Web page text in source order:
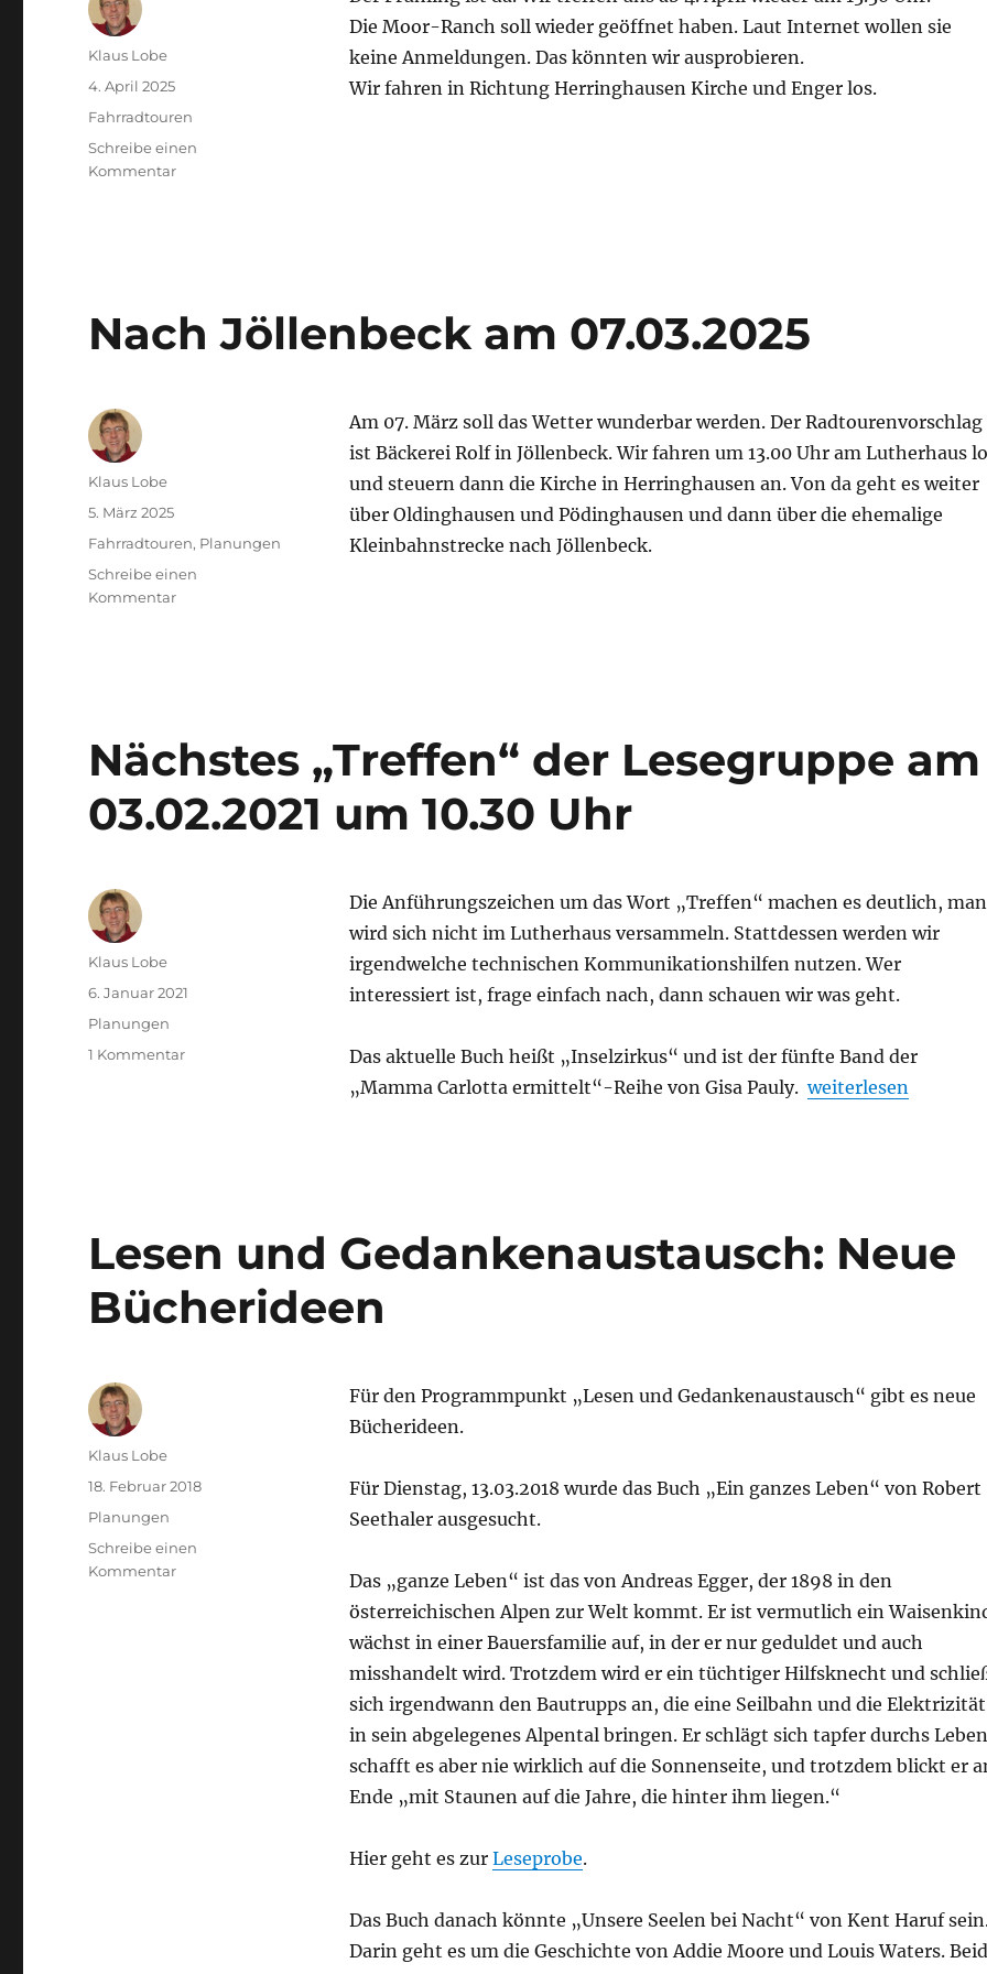
Die Moor-Ranch soll wieder geöffnet haben. Laut Internet wollen sie
keine Anmeldungen. Das könnten wir ausprobieren.
Wir fahren in Richtung Herringhausen Kirche und Enger los.
Autor
Klaus Lobe
Veröffentlicht
am
4. April 2025
Kategorien
Fahrradtouren
Schreibe einen
Kommentarzu
Nach Jöllenbeck am 07.03.2025
Am 07. März soll das Wetter wunderbar werden. Der Radtourenvorschlag
ist Bäckerei Rolf in Jöllenbeck. Wir fahren um 13.00 Uhr am Lutherhaus
und steuern dann die Kirche in Herringhausen an. Von da geht es weiter
über Oldinghausen und Pödinghausen und dann über die ehemalige
Kleinbahnstrecke nach Jöllenbeck.
Autor
Klaus Lobe
Veröffentlicht
am
5. März 2025
Kategorien
Fahrradtouren, Planungen
Schreibe einen
Kommentarzu
Nächstes „Treffen“ der Lesegruppe am
03.02.2021 um 10.30 Uhr
Die Anführungszeichen um das Wort „Treffen“ machen es deutlich, man
wird sich nicht im Lutherhaus versammeln. Stattdessen werden wir
irgendwelche technischen Kommunikationshilfen nutzen. Wer
interessiert ist, frage einfach nach, dann schauen wir was geht.
Das aktuelle Buch heißt „Inselzirkus“ und ist der fünfte Band der
„Mamma Carlotta ermittelt“-Reihe von Gisa Pauly.„Nächstes
weiterlesen
Autor
Klaus Lobe
Veröffentlicht
am
6. Januar 2021
Kategorien
Planungen
1 Kommentarzu
Uhr
Lesen und Gedankenaustausch: Neue
Bücherideen
Für den Programmpunkt „Lesen und Gedankenaustausch“ gibt es neue
Bücherideen.
Für Dienstag, 13.03.2018 wurde das Buch „Ein ganzes Leben“ von Robert
Seethaler ausgesucht.
Das „ganze Leben“ ist das von Andreas Egger, der 1898 in den
österreichischen Alpen zur Welt kommt. Er ist vermutlich ein
wächst in einer Bauersfamilie auf, in der er nur geduldet und auch
misshandelt wird. Trotzdem wird er ein tüchtiger Hilfsknecht und
sich irgendwann den Bautrupps an, die eine Seilbahn und die Elektrizität
in sein abgelegenes Alpental bringen. Er schlägt sich tapfer durchs
schafft es aber nie wirklich auf die Sonnenseite, und trotzdem blickt er
Ende „mit Staunen auf die Jahre, die hinter ihm liegen.“
Hier geht es zur Leseprobe.
Das Buch danach könnte „Unsere Seelen bei Nacht“ von Kent Haruf
Darin geht es um die Geschichte von Addie Moore und Louis Waters.
Autor
Klaus Lobe
Veröffentlicht
am
18. Februar 2018
Kategorien
Planungen
Schreibe einen
Kommentarzu